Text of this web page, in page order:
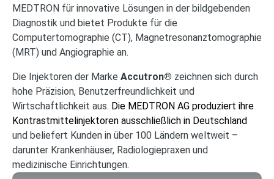
MEDTRON für innovative Lösungen in der bildgebenden
Diagnostik und bietet Produkte für die
Computertomographie (CT), Magnetresonanztomographie
(MRT) und Angiographie an.
Die Injektoren der Marke Accutron® zeichnen sich durch
hohe Präzision, Benutzerfreundlichkeit und
Wirtschaftlichkeit aus. Die MEDTRON AG produziert ihre
Kontrastmittelinjektoren ausschließlich in Deutschland
und beliefert Kunden in über 100 Ländern weltweit –
darunter Krankenhäuser, Radiologiepraxen und
medizinische Einrichtungen.